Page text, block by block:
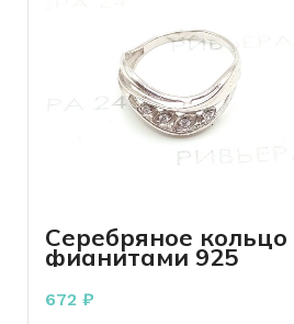
Серебряное кольцо
фианитами 925
пробы 1.68 грамм
17.5 р-р
672 ₽